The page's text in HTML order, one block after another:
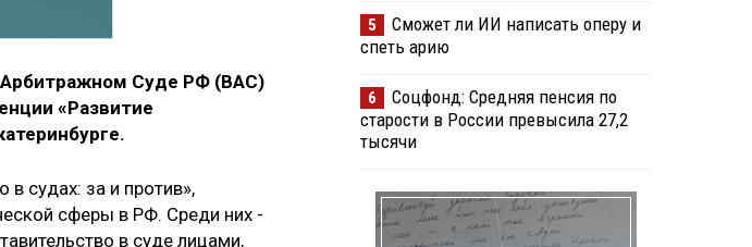
Суде РФ (ВАС)
«Развитие
судах: за и против»,
сферы в РФ. Среди них -
в суде лицами,
5
Сможет ли ИИ написать оперу и
спеть арию
6
Соцфонд: Средняя пенсия по
старости в России превысила 27,2
тысячи